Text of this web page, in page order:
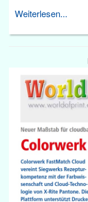
Weiterlesen...